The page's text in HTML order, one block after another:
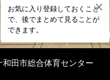
お気に入り登録しておくこと
で、後でまとめて見ることが
できます。
和田市総合体育センター